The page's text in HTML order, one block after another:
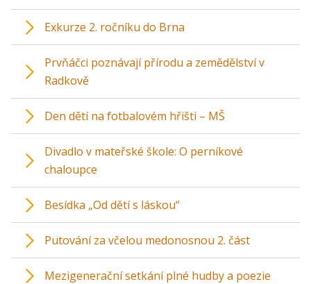
Exkurze 2. ročníku do Brna
Prvňáčci poznávají přírodu a zemědělství v
Radkově
Den dětí na fotbalovém hřišti – MŠ
Divadlo v mateřské škole: O perníkové
chaloupce
Besídka „Od dětí s láskou“
Putování za včelou medonosnou 2. část
Mezigenerační setkání plné hudby a poezie